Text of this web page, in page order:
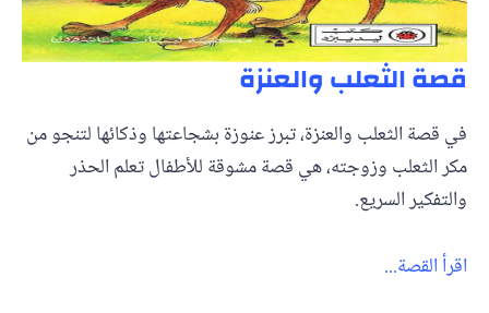
قصة الثعلب والعنزة
في قصة الثعلب والعنزة، تبرز عنوزة بشجاعتها وذكائها لتنجو من
مكر الثعلب وزوجته، هي قصة مشوقة للأطفال تعلم الحذر
والتفكير السريع.
اقرأ القصة...